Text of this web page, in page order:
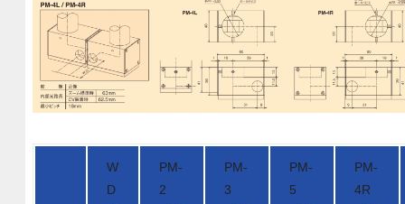
W
D
PM-
2
PM-
3
PM-
5
PM-
4R